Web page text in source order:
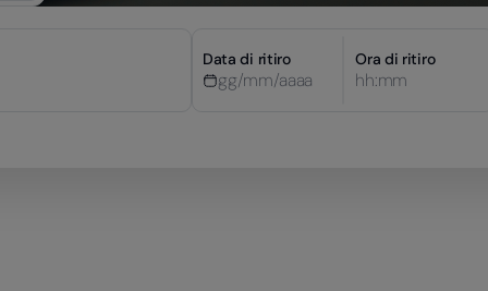
Data di ritiro Ora di ritiro
hh:mm